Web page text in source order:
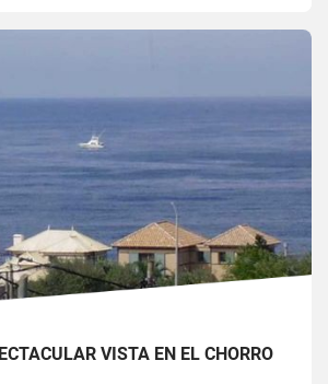
VISTA EN EL CHORRO